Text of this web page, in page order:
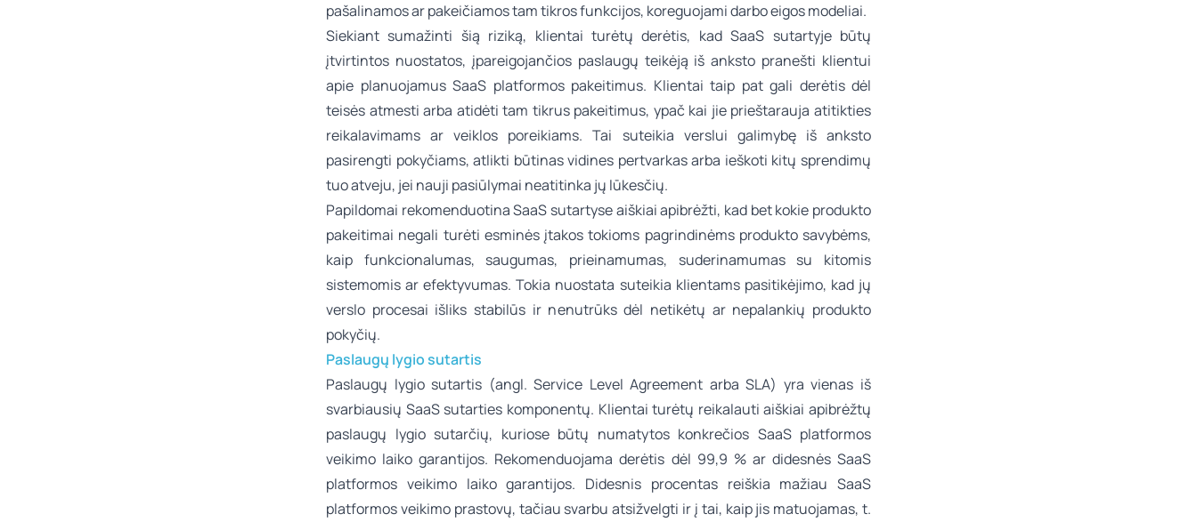
pašalinamos ar pakeičiamos tam tikros funkcijos, koreguojami darbo eigos modeliai.
Siekiant sumažinti šią riziką, klientai turėtų derėtis, kad SaaS sutartyje būtų
įtvirtintos nuostatos, įpareigojančios paslaugų teikėją iš anksto pranešti klientui
apie planuojamus SaaS platformos pakeitimus. Klientai taip pat gali derėtis dėl
teisės atmesti arba atidėti tam tikrus pakeitimus, ypač kai jie prieštarauja atitikties
reikalavimams ar veiklos poreikiams. Tai suteikia verslui galimybę iš anksto
pasirengti pokyčiams, atlikti būtinas vidines pertvarkas arba ieškoti kitų sprendimų
tuo atveju, jei nauji pasiūlymai neatitinka jų lūkesčių.
Papildomai rekomenduotina SaaS sutartyse aiškiai apibrėžti, kad bet kokie produkto
pakeitimai negali turėti esminės įtakos tokioms pagrindinėms produkto savybėms,
kaip funkcionalumas, saugumas, prieinamumas, suderinamumas su kitomis
sistemomis ar efektyvumas. Tokia nuostata suteikia klientams pasitikėjimo, kad jų
verslo procesai išliks stabilūs ir nenutrūks dėl netikėtų ar nepalankių produkto
pokyčių.
Paslaugų lygio sutartis
Paslaugų lygio sutartis (angl.Service Level Agreement arbaSLA) yra vienas iš
svarbiausių SaaS sutarties komponentų. Klientai turėtų reikalauti aiškiai apibrėžtų
paslaugų lygio sutarčių, kuriose būtų numatytos konkrečios SaaS platformos
veikimo laiko garantijos. Rekomenduojama derėtis dėl 99,9 % ar didesnės SaaS
platformos veikimo laiko garantijos. Didesnis procentas reiškia mažiau SaaS
platformos veikimo prastovų, tačiau svarbu atsižvelgti ir į tai, kaip jis matuojamas, t.